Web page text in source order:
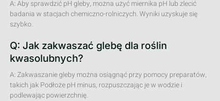
A: Aby sprawdzić pH gleby, można użyć miernika pH lub zlecić
badania w stacjach chemiczno-rolniczych. Wyniki uzyskuje się
szybko.
Q: Jak zakwaszać glebę dla roślin
kwasolubnych?
A: Zakwaszanie gleby można osiągnąć przy pomocy preparatów,
takich jak Podłoże pH minus, rozpuszczając je w wodzie i
podlewając powierzchnię.